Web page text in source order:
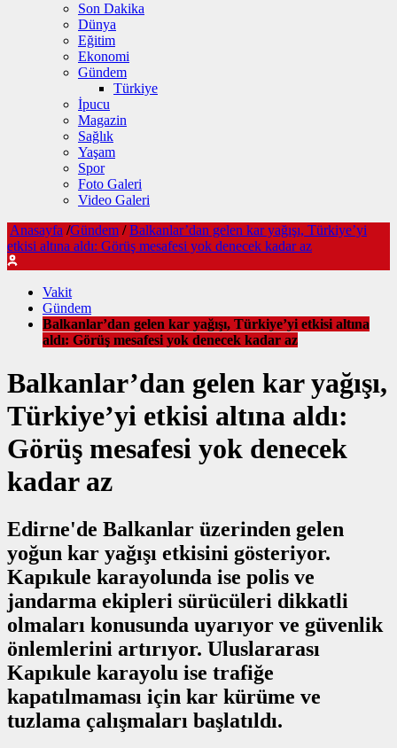
Son Dakika
Dünya
Eğitim
Ekonomi
Gündem
Türkiye
İpucu
Magazin
Sağlık
Yaşam
Spor
Foto Galeri
Video Galeri
Anasayfa /Gündem / Balkanlar’dan gelen kar yağışı, Türkiye’yi
etkisi altına aldı: Görüş mesafesi yok denecek kadar az
Vakit
Gündem
Balkanlar’dan gelen kar yağışı, Türkiye’yi etkisi altına
aldı: Görüş mesafesi yok denecek kadar az
Balkanlar’dan gelen kar yağışı,
Türkiye’yi etkisi altına aldı:
Görüş mesafesi yok denecek
kadar az
Edirne'de Balkanlar üzerinden gelen
yoğun kar yağışı etkisini gösteriyor.
Kapıkule karayolunda ise polis ve
jandarma ekipleri sürücüleri dikkatli
olmaları konusunda uyarıyor ve güvenlik
önlemlerini artırıyor. Uluslararası
Kapıkule karayolu ise trafiğe
kapatılmaması için kar kürüme ve
tuzlama çalışmaları başlatıldı.